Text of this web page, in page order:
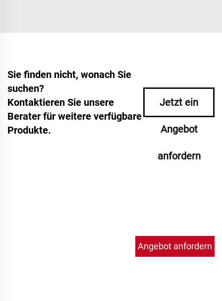
Sie finden nicht, wonach Sie
suchen?
Kontaktieren Sie unsere
Berater für weitere verfügbare
Produkte.
Jetzt ein
Angebot
anfordern
Angebot anfordern